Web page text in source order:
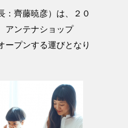
：齊藤暁彦）は、２０
アンテナショップ
プンする運びとなり